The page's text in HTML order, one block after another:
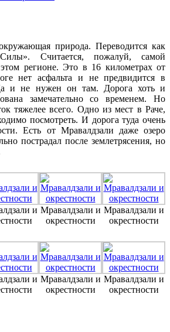
природа. Переводится как
Силы». Считается, пожалуй, самой
регионе. Это в 16 километрах от
нет асфальта и не предвидится в
и не нужен он там. Дорога хоть и
замечательно со временем. Но
тяжелее всего. Одно из мест в Раче,
посмотреть. И дорога туда очень
Есть от Мравалдзали даже озеро
пострадал после землетрясения, но
и Мравалдзали и
окрестности
Мравалдзали и
окрестности
и Мравалдзали и
окрестности
Мравалдзали и
окрестности